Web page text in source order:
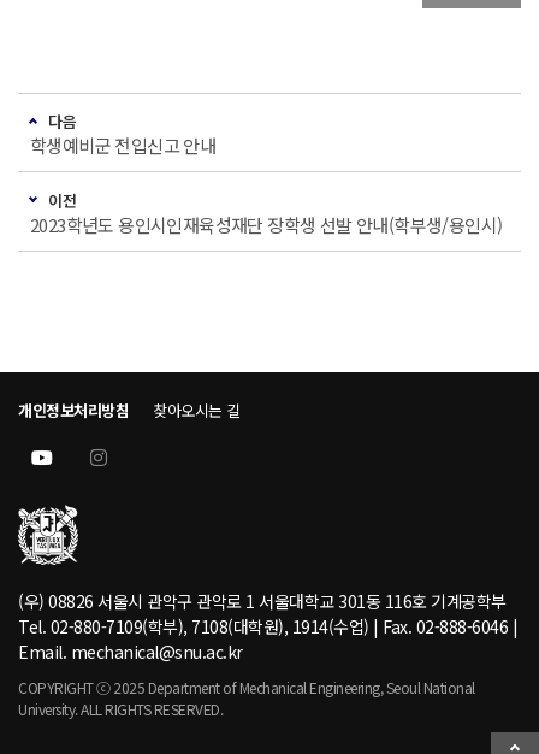
다음
학생예비군 전입신고 안내
이전
2023학년도 용인시인재육성재단 장학생 선발 안내(학부생/용인시)
개인정보처리방침 찾아오시는 길
(우) 08826 서울시 관악구 관악로 1 서울대학교 301동 116호 기계공학부
Tel. 02-880-7109(학부), 7108(대학원), 1914(수업) | Fax. 02-888-6046 |
Email. mechanical@snu.ac.kr
COPYRIGHT ⓒ 2025 Department of Mechanical Engineering, Seoul National
University. ALL RIGHTS RESERVED.